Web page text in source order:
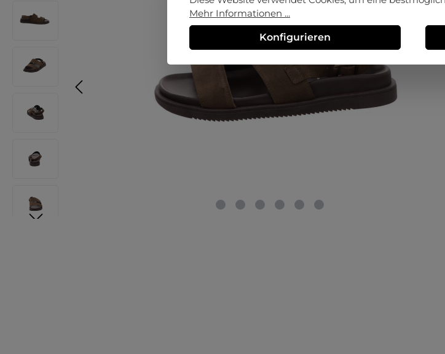
Mehr Informationen ...
Konfigurieren